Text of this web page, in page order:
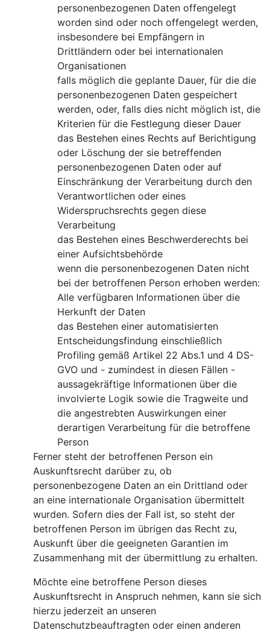
personenbezogenen Daten offengelegt
worden sind oder noch offengelegt werden,
insbesondere bei Empfängern in
Drittländern oder bei internationalen
Organisationen
falls möglich die geplante Dauer, für die die
personenbezogenen Daten gespeichert
werden, oder, falls dies nicht möglich ist, die
Kriterien für die Festlegung dieser Dauer
das Bestehen eines Rechts auf Berichtigung
oder Löschung der sie betreffenden
personenbezogenen Daten oder auf
Einschränkung der Verarbeitung durch den
Verantwortlichen oder eines
Widerspruchsrechts gegen diese
Verarbeitung
das Bestehen eines Beschwerderechts bei
einer Aufsichtsbehörde
wenn die personenbezogenen Daten nicht
bei der betroffenen Person erhoben werden:
Alle verfügbaren Informationen über die
Herkunft der Daten
das Bestehen einer automatisierten
Entscheidungsfindung einschließlich
Profiling gemäß Artikel 22 Abs.1 und 4 DS-
GVO und - zumindest in diesen Fällen -
aussagekräftige Informationen über die
involvierte Logik sowie die Tragweite und
die angestrebten Auswirkungen einer
derartigen Verarbeitung für die betroffene
Person
Ferner steht der betroffenen Person ein
Auskunftsrecht darüber zu, ob
personenbezogene Daten an ein Drittland oder
an eine internationale Organisation übermittelt
wurden. Sofern dies der Fall ist, so steht der
betroffenen Person im übrigen das Recht zu,
Auskunft über die geeigneten Garantien im
Zusammenhang mit der übermittlung zu erhalten.
Möchte eine betroffene Person dieses
Auskunftsrecht in Anspruch nehmen, kann sie sich
hierzu jederzeit an unseren
Datenschutzbeauftragten oder einen anderen